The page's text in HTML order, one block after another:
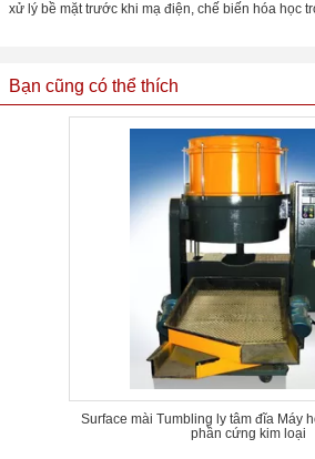
xử lý bề mặt trước khi mạ điện, chế biến hóa học
Bạn cũng có thể thích
Surface mài Tumbling ly tâm đĩa Máy
phần cứng kim loại